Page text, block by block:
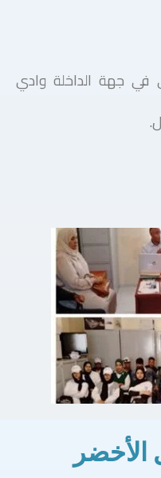
في جهة الداخلة وادي
الأخضر